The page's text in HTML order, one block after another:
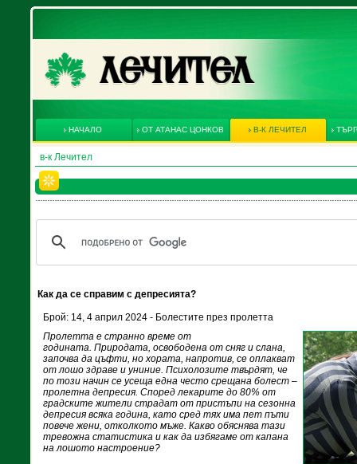
НАЧАЛО ОТ АТАНАС ЦОНКОВ В-К ЛЕЧИТЕЛ
в-к Лечител
Как да се справим с депресията?
Брой: 14, 4 април 2024 - Болестите през пролетта
Пролетта е странно време от
годината. Природата, освободена от сняг и слана,
започва да цъфти, но хората, напротив, се оплакват
от лошо здраве и униние. Психолозите твърдят, че
по този начин се усеща една често срещана болест –
пролетна депресия. Според лекарите до 80% от
градските жители страдат от пристъпи на сезонна
депресия всяка година, като сред тях има пет пъти
повече жени, отколкото мъже. Какво обяснява тази
тревожна статистика и как да избягаме от капана
на лошото настроение?